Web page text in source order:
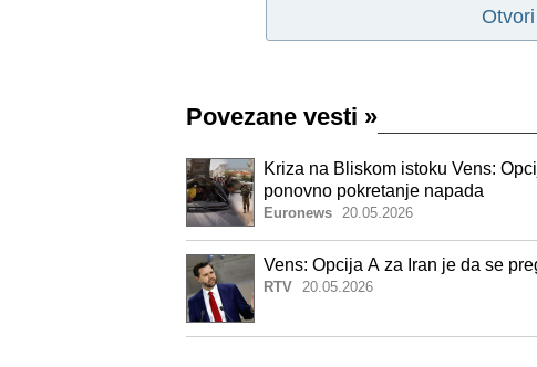
Povezane vesti »
Kriza na Bliskom istoku Vens:
ponovno pokretanje napada
Euronews 20.05.2026
Vens: Opcija A za Iran je da se
RTV 20.05.2026